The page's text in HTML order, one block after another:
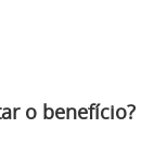
o benefício?